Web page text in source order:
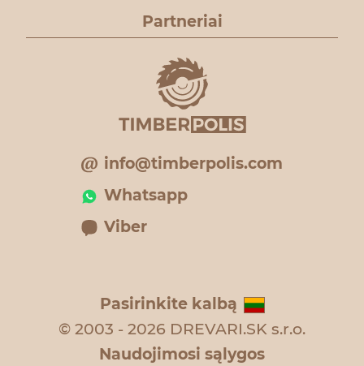
Partneriai
info@timberpolis.com
Whatsapp
Viber
Pasirinkite kalbą
© 2003 - 2026 DREVARI.SK s.r.o.
Naudojimosi sąlygos